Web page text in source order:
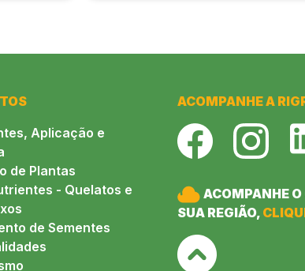
Aplicação e
de Plantas
- Quelatos e
de Sementes
ACOMPANHE A
ACOMPANHE
SUA REGIÃO,